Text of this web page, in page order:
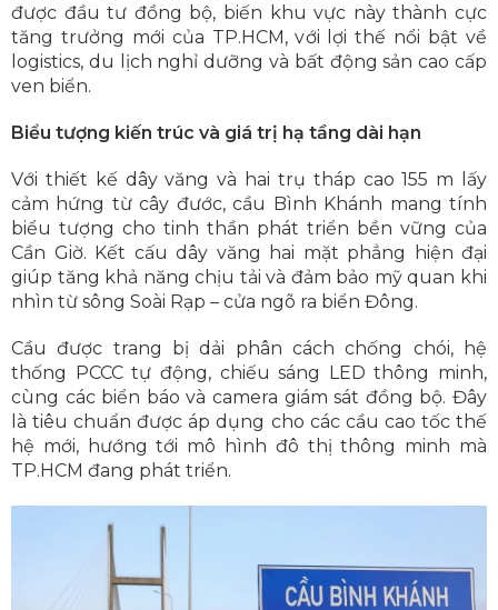
được đầu tư đồng bộ, biến khu vực này thành cực
tăng trưởng mới của TP.HCM, với lợi thế nổi bật về
logistics, du lịch nghỉ dưỡng và bất động sản cao cấp
ven biển.
Biểu tượng kiến trúc và giá trị hạ tầng dài hạn
Với thiết kế dây văng và hai trụ tháp cao 155 m lấy
cảm hứng từ cây đước, cầu Bình Khánh mang tính
biểu tượng cho tinh thần phát triển bền vững của
Cần Giờ. Kết cấu dây văng hai mặt phẳng hiện đại
giúp tăng khả năng chịu tải và đảm bảo mỹ quan khi
nhìn từ sông Soài Rạp – cửa ngõ ra biển Đông.
Cầu được trang bị dải phân cách chống chói, hệ
thống PCCC tự động, chiếu sáng LED thông minh,
cùng các biển báo và camera giám sát đồng bộ. Đây
là tiêu chuẩn được áp dụng cho các cầu cao tốc thế
hệ mới, hướng tới mô hình đô thị thông minh mà
TP.HCM đang phát triển.